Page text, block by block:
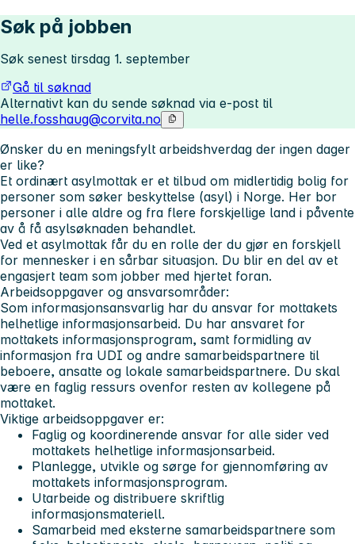
Søk på jobben
Søk senest tirsdag 1. september
Gå til søknad
Alternativt kan du sende søknad via e-post til
helle.fosshaug@corvita.no
Ønsker du en meningsfylt arbeidshverdag der ingen dager
er like?
Et ordinært asylmottak er et tilbud om midlertidig bolig for
personer som søker beskyttelse (asyl) i Norge. Her bor
personer i alle aldre og fra flere forskjellige land i påvente
av å få asylsøknaden behandlet.
Ved et asylmottak får du en rolle der du gjør en forskjell
for mennesker i en sårbar situasjon. Du blir en del av et
engasjert team som jobber med hjertet foran.
Arbeidsoppgaver og ansvarsområder:
Som informasjonsansvarlig har du ansvar for mottakets
helhetlige informasjonsarbeid. Du har ansvaret for
mottakets informasjonsprogram, samt formidling av
informasjon fra UDI og andre samarbeidspartnere til
beboere, ansatte og lokale samarbeidspartnere. Du skal
være en faglig ressurs ovenfor resten av kollegene på
mottaket.
Viktige arbeidsoppgaver er:
Faglig og koordinerende ansvar for alle sider ved
mottakets helhetlige informasjonsarbeid.
Planlegge, utvikle og sørge for gjennomføring av
mottakets informasjonsprogram.
Utarbeide og distribuere skriftlig
informasjonsmateriell.
Samarbeid med eksterne samarbeidspartnere som